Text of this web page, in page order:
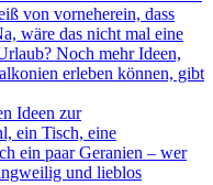
von vorneherein, dass
wäre das nicht mal eine
Noch mehr Ideen,
erleben können, gibt
Ideen zur
ein Tisch, eine
ein paar Geranien – wer
und lieblos